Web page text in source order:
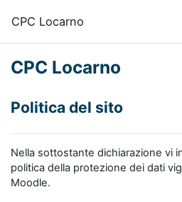
CPC Locarno
CPC Locarno
Politica del sito
Nella sottostante dichiarazione vi
politica della protezione dei dati
Moodle.